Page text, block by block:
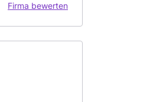
Firma bewerten